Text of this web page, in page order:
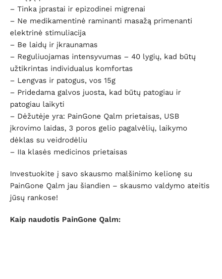
– Tinka įprastai ir epizodinei migrenai
– Ne medikamentinė raminanti masažą primenanti
elektrinė stimuliacija
– Be laidų ir įkraunamas
– Reguliuojamas intensyvumas – 40 lygių, kad būtų
užtikrintas individualus komfortas
– Lengvas ir patogus, vos 15g
– Pridedama galvos juosta, kad būtų patogiau ir
patogiau laikyti
– Dėžutėje yra: PainGone Qalm prietaisas, USB
įkrovimo laidas, 3 poros gelio pagalvėlių, laikymo
dėklas su veidrodėliu
– IIa klasės medicinos prietaisas
Investuokite į savo skausmo malšinimo kelionę su
PainGone Qalm jau šiandien – skausmo valdymo ateitis
jūsų rankose!
Kaip naudotis PainGone Qalm: